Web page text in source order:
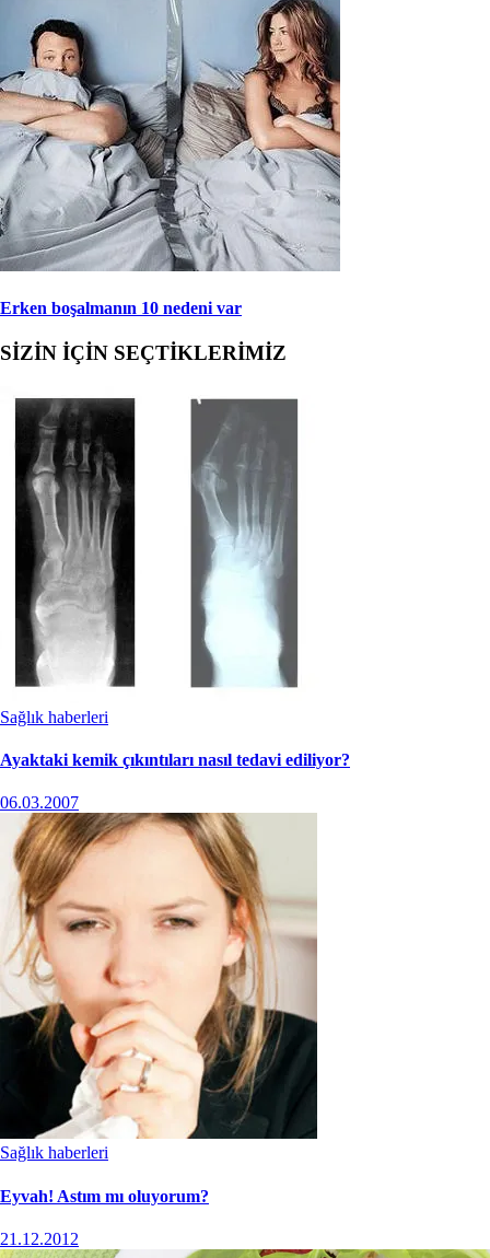
Erken boşalmanın 10 nedeni var
SİZİN İÇİN SEÇTİKLERİMİZ
Sağlık haberleri
Ayaktaki kemik çıkıntıları nasıl tedavi ediliyor?
06.03.2007
Sağlık haberleri
Eyvah! Astım mı oluyorum?
21.12.2012